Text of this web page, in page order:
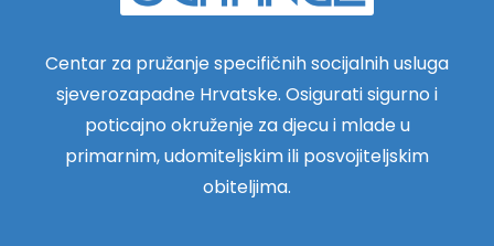
Centar za pružanje specifičnih socijalnih usluga
sjeverozapadne Hrvatske. Osigurati sigurno i
poticajno okruženje za djecu i mlade u
primarnim, udomiteljskim ili posvojiteljskim
obiteljima.